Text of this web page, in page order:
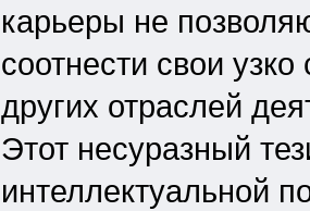
карьеры не
соотнести свои
других отраслей
Этот несуразный
интеллектуальной